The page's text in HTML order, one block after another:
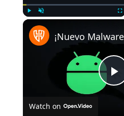
Watch on